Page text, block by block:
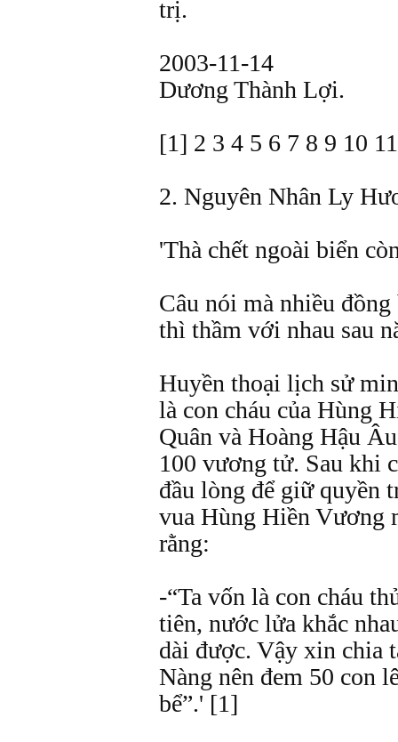
trị.
2003-11-14
Dương Thành Lợi.
[1] 2 3 4 5 6 7 8 9 10
2. Nguyên Nhân Ly
'Thà chết ngoài biển
Câu nói mà nhiều
thì thầm với nhau sau
Huyền thoại lịch sử
là con cháu của Hùng
Quân và Hoàng Hậu
100 vương tử. Sau khi
đầu lòng để giữ quyền
vua Hùng Hiền
rằng:
-“Ta vốn là con cháu
tiên, nước lửa khắc
dài được. Vậy xin chia
Nàng nên đem 50 con
bể”.' [1]